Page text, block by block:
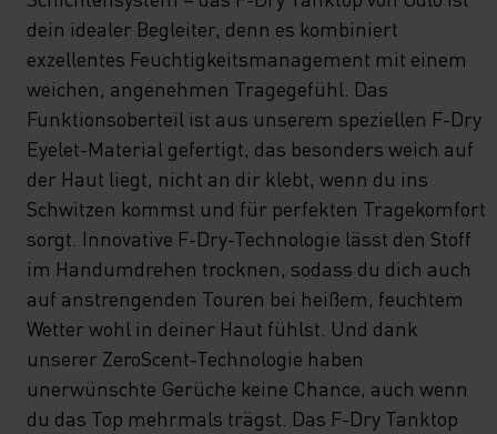
dein idealer Begleiter, denn es kombiniert
exzellentes Feuchtigkeitsmanagement mit einem
weichen, angenehmen Tragegefühl. Das
Funktionsoberteil ist aus unserem speziellen F-Dry
Eyelet-Material gefertigt, das besonders weich auf
der Haut liegt, nicht an dir klebt, wenn du ins
Schwitzen kommst und für perfekten Tragekomfort
sorgt. Innovative F-Dry-Technologie lässt den Stoff
im Handumdrehen trocknen, sodass du dich auch
auf anstrengenden Touren bei heißem, feuchtem
Wetter wohl in deiner Haut fühlst. Und dank
unserer ZeroScent-Technologie haben
unerwünschte Gerüche keine Chance, auch wenn
du das Top mehrmals trägst. Das F-Dry Tanktop